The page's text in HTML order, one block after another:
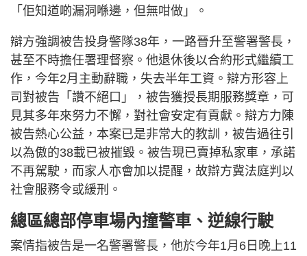
「佢知道啲漏洞喺邊，但無咁做」。
辯方強調被告投身警隊38年，一路晉升至警署警長，
甚至不時擔任署理督察。他退休後以合約形式繼續工
作，今年2月主動辭職，失去半年工資。辯方形容上
司對被告「讚不絕口」，被告獲授長期服務獎章，可
見其多年來努力不懈，對社會安定有貢獻。辯方力陳
被告熱心公益，本案已是非常大的教訓，被告過往引
以為傲的38載已被摧毀。被告現已賣掉私家車，承諾
不再駕駛，而家人亦會加以提醒，故辯方冀法庭判以
社會服務令或緩刑。
總區總部停車場內撞警車、逆線行駛
案情指被告是一名警署警長，他於今年1月6日晚上11